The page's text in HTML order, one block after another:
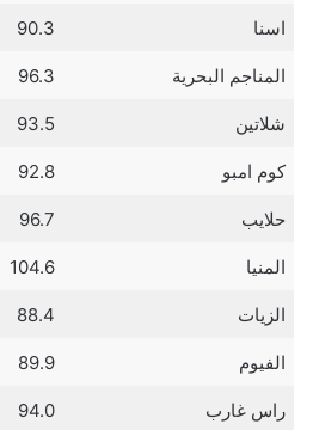
اسنا 90.3
المناجم البحرية 96.3
شلاتين 93.5
كوم امبو 92.8
حلايب 96.7
المنيا 104.6
الزيات 88.4
الفيوم 89.9
راس غارب 94.0